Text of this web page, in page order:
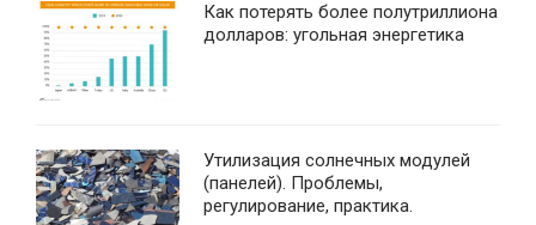
Как потерять более полутриллиона
долларов: угольная энергетика
Утилизация солнечных модулей
(панелей). Проблемы,
регулирование, практика.